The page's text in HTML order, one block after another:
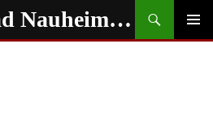
Schachclub Bad Nauheim e.V.